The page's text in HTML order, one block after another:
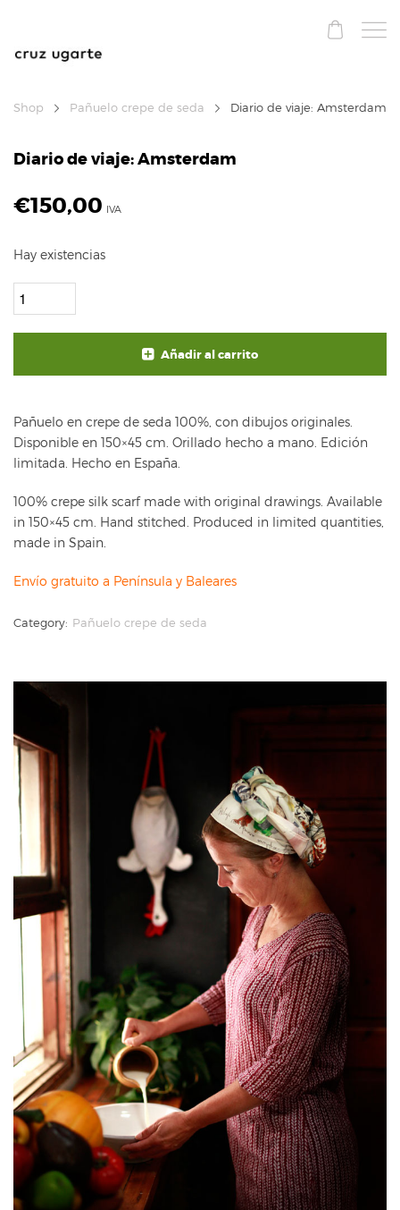
Shop Pañuelo crepe de seda Diario de viaje: Amsterdam
Diario de viaje: Amsterdam
€150,00 IVA
Hay existencias
Añadir al carrito
Pañuelo en crepe de seda 100%, con dibujos originales.
Disponible en 150×45 cm. Orillado hecho a mano. Edición
limitada. Hecho en España.
100% crepe silk scarf made with original drawings. Available
in 150×45 cm. Hand stitched. Produced in limited quantities,
made in Spain.
Envío gratuito a Península y Baleares
Category: Pañuelo crepe de seda